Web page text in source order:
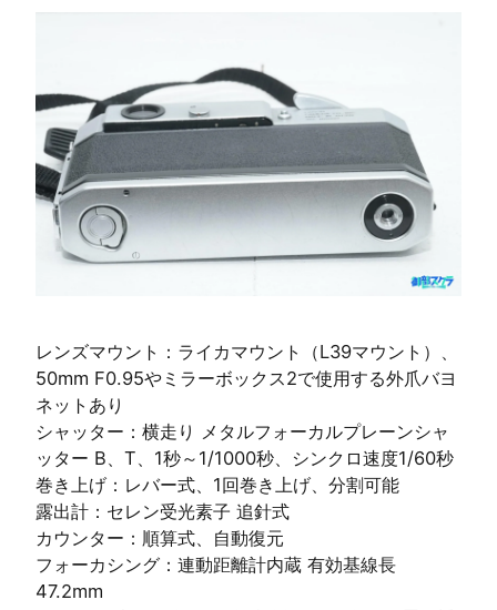
レンズマウント：ライカマウント（L39マウント）、
50mm F0.95やミラーボックス2で使用する外爪バヨ
ネットあり
シャッター：横走り メタルフォーカルプレーンシャ
ッター B、T、1秒～1/1000秒、シンクロ速度1/60秒
巻き上げ：レバー式、1回巻き上げ、分割可能
露出計：セレン受光素子 追針式
カウンター：順算式、自動復元
フォーカシング：連動距離計内蔵 有効基線長
47.2mm